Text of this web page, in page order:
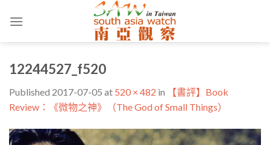
12244527_f520
Published 2017-07-05 at 520 × 482 in
【書評】Book
Review：《微物之神》（The God of Small Things）